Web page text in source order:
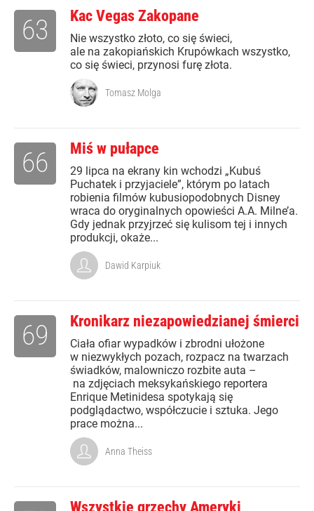
Kac Vegas Zakopane
Nie wszystko złoto, co się świeci,
ale na zakopiańskich Krupówkach wszystko,
co się świeci, przynosi furę złota.
63
Tomasz Molga
Miś w pułapce
29 lipca na ekrany kin wchodzi „Kubuś
Puchatek i przyjaciele”, którym po latach
robienia filmów kubusiopodobnych Disney
wraca do oryginalnych opowieści A.A. Milne’a.
Gdy jednak przyjrzeć się kulisom tej i innych
produkcji, okaże...
66
Dawid Karpiuk
Kronikarz niezapowiedzianej śmierci
Ciała ofiar wypadków i zbrodni ułożone
w niezwykłych pozach, rozpacz na twarzach
świadków, malowniczo rozbite auta –
na zdjęciach meksykańskiego reportera
Enrique Metinidesa spotykają się
podglądactwo, współczucie i sztuka. Jego
prace można...
69
Anna Theiss
Wszystkie grzechy Ameryki